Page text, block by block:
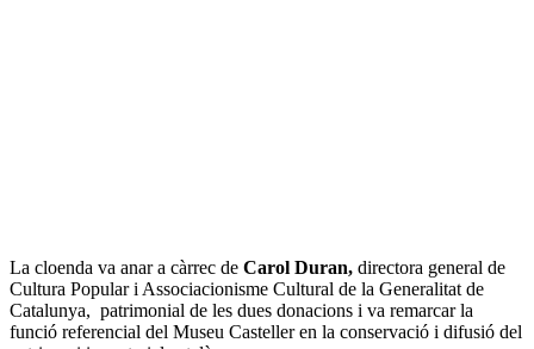
La cloenda va anar a càrrec de Carol Duran, directora general de
Cultura Popular i Associacionisme Cultural de la Generalitat de
Catalunya, patrimonial de les dues donacions i va remarcar la
funció referencial del Museu Casteller en la conservació i difusió del